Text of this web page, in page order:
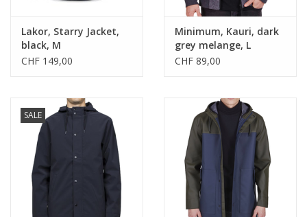
Lakor, Starry Jacket,
black, M
CHF 149,00
Minimum, Kauri, dark
grey melange, L
CHF 89,00
SALE